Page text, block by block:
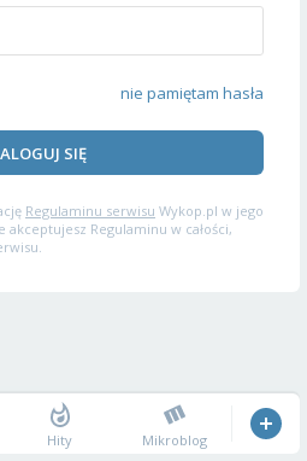
nie pamiętam hasła
SIĘ
Regulaminu serwisu Wykop.pl w jego
Regulaminu w całości,
Hity Mikroblog